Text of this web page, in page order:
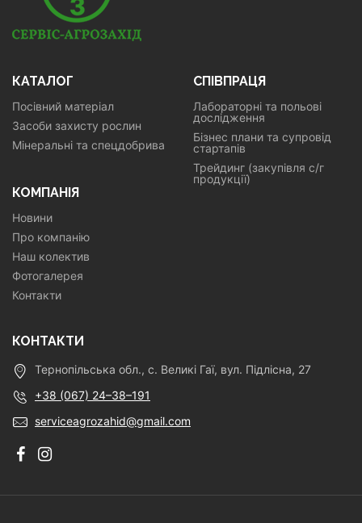
КАТАЛОГ
Посівний матеріал
Засоби захисту рослин
Мінеральні та спецдобрива
СПІВПРАЦЯ
Лабораторні та польові
дослідження
Бізнес плани та супровід
стартапів
Трейдинг (закупівля с/г
продукції)
КОМПАНІЯ
Новини
Про компанію
Наш колектив
Фотогалерея
Контакти
КОНТАКТИ
Тернопільська обл., с. Великі Гаї, вул. Підлісна, 27
+38 (067) 24–38–191
serviceagrozahid@gmail.com